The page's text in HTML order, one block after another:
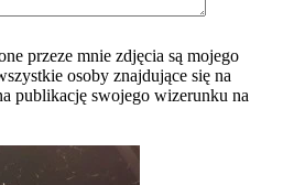
przeze mnie zdjęcia są mojego
osoby znajdujące się na
publikację swojego wizerunku na